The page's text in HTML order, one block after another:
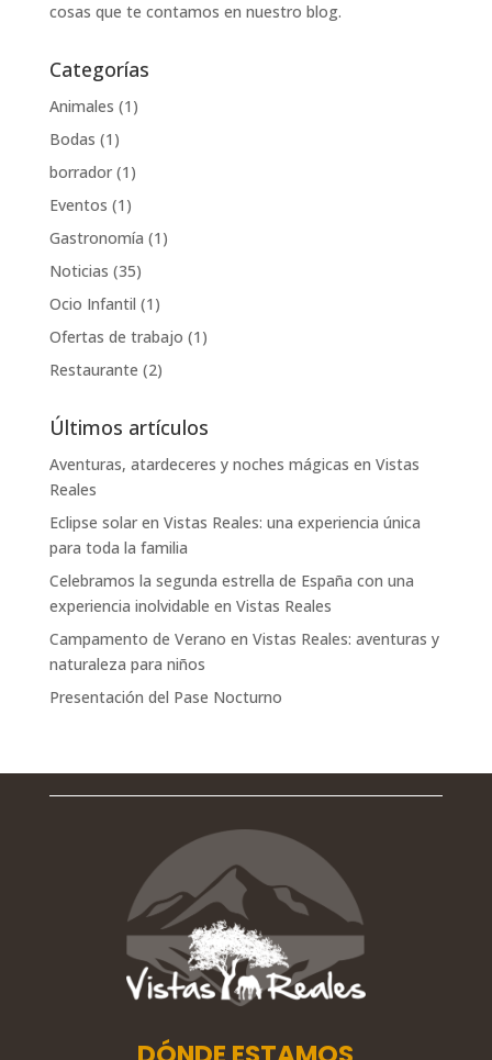
cosas que te contamos en nuestro blog.
Categorías
Animales (1)
Bodas (1)
borrador(1)
Eventos (1)
Gastronomía (1)
Noticias (35)
Ocio Infantil (1)
Ofertas de trabajo (1)
Restaurante (2)
Últimos artículos
Aventuras, atardeceres y noches mágicas en Vistas
Reales
Eclipse solar en Vistas Reales: una experiencia única
para toda la familia
Celebramos la segunda estrella de España con una
experiencia inolvidable en Vistas Reales
Campamento de Verano en Vistas Reales: aventuras y
naturaleza para niños
Presentación del Pase Nocturno